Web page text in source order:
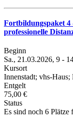
Fortbildungspaket 4
professionelle
Beginn
Sa., 21.03.2026, 9 -
Kursort
Innenstadt; vhs-Haus;
Entgelt
75,00 €
Status
Es sind noch 6 Plätze